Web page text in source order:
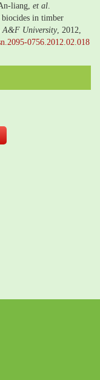
liang, et al
in timber
A&F University, 2012,
0756.2012.02.018